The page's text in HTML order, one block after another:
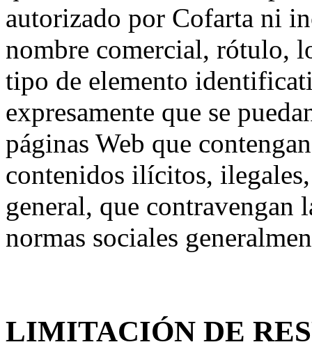
autorizado por Cofarta ni
nombre comercial, rótulo,
tipo de elemento
expresamente que se
páginas Web que
contenidos ilícitos,
general, que
normas sociales
LIMITACIÓN DE